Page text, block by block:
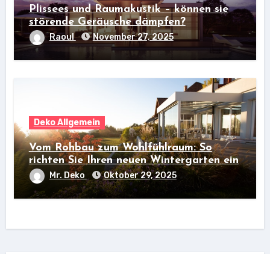
Plissees und Raumakustik – können sie
störende Geräusche dämpfen?
Raoul November 27, 2025
Deko Allgemein
Vom Rohbau zum Wohlfühlraum: So
richten Sie Ihren neuen Wintergarten ein
Mr. Deko Oktober 29, 2025